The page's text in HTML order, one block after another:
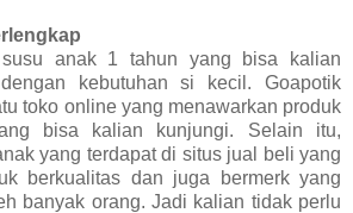
anak 1 tahun yang bisa kalian
kebutuhan si kecil. Goapotik
toko online yang menawarkan produk
bisa kalian kunjungi. Selain itu,
yang terdapat di situs jual beli yang
berkualitas dan juga bermerk yang
banyak orang. Jadi kalian tidak perlu